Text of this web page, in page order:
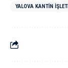
YALOVA KANTIN